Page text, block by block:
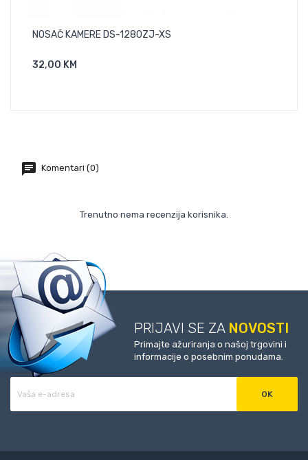
NOSAČ KAMERE DS-1280ZJ-XS
32,00 KMDodaj U Košaricu
Komentari (0)
Trenutno nema recenzija korisnika.
PRIJAVI SE ZA NOVOSTI
Primajte ažuriranja o našoj trgovini i
informacije o posebnim ponudama.